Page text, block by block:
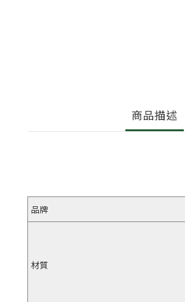
商品描述
品牌
材質